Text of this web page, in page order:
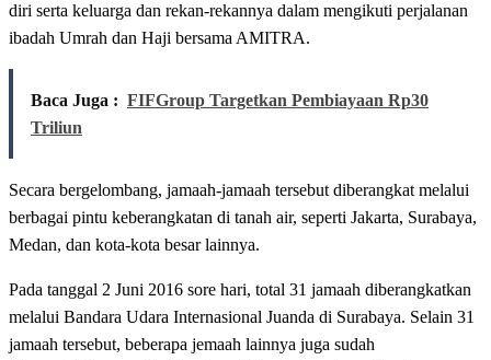
diri serta keluarga dan rekan-rekannya dalam mengikuti perjalanan
ibadah Umrah dan Haji bersama AMITRA.
Baca Juga : FIFGroup Targetkan Pembiayaan Rp30
Triliun
Secara bergelombang, jamaah-jamaah tersebut diberangkat melalui
berbagai pintu keberangkatan di tanah air, seperti Jakarta, Surabaya,
Medan, dan kota-kota besar lainnya.
Pada tanggal 2 Juni 2016 sore hari, total 31 jamaah diberangkatkan
melalui Bandara Udara Internasional Juanda di Surabaya. Selain 31
jamaah tersebut, beberapa jemaah lainnya juga sudah